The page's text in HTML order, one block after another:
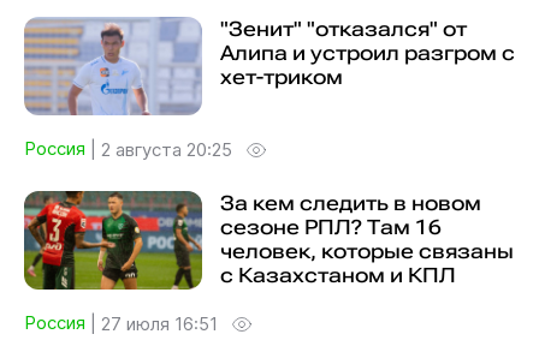
"Зенит" "отказался" от
Алипа и устроил разгром с
хет-триком
Россия 2 августа 20:25
За кем следить в новом
сезоне РПЛ? Там 16
человек, которые связаны
с Казахстаном и КПЛ
Россия 27 июля 16:51